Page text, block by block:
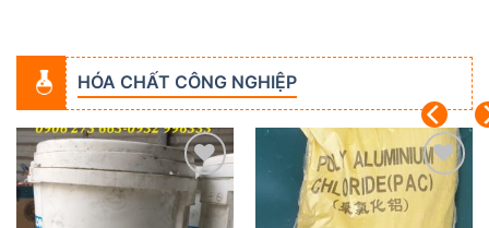
HÓA CHẤT CÔNG NGHIỆP
Add to
wishlist
Add to
wishlist